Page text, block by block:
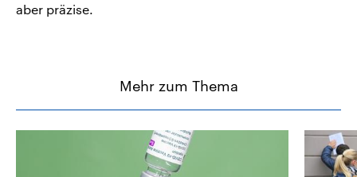
aber präzise.
Mehr zum Thema